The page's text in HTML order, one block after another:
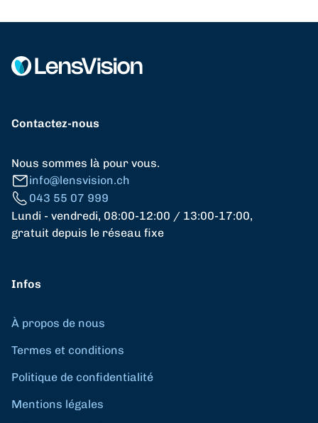
Contactez-nous
Nous sommes là pour vous.
info@lensvision.ch
043 55 07 999
Lundi - vendredi, 08:00-12:00 / 13:00-17:00,
gratuit depuis le réseau fixe
Infos
À propos de nous
Termes et conditions
Politique de confidentialité
Mentions légales